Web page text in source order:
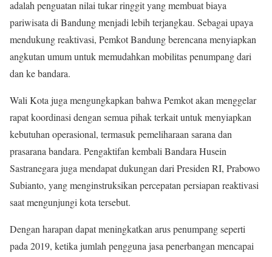
adalah penguatan nilai tukar ringgit yang membuat biaya
pariwisata di Bandung menjadi lebih terjangkau. Sebagai upaya
mendukung reaktivasi, Pemkot Bandung berencana menyiapkan
angkutan umum untuk memudahkan mobilitas penumpang dari
dan ke bandara.
Wali Kota juga mengungkapkan bahwa Pemkot akan menggelar
rapat koordinasi dengan semua pihak terkait untuk menyiapkan
kebutuhan operasional, termasuk pemeliharaan sarana dan
prasarana bandara. Pengaktifan kembali Bandara Husein
Sastranegara juga mendapat dukungan dari Presiden RI, Prabowo
Subianto, yang menginstruksikan percepatan persiapan reaktivasi
saat mengunjungi kota tersebut.
Dengan harapan dapat meningkatkan arus penumpang seperti
pada 2019, ketika jumlah pengguna jasa penerbangan mencapai